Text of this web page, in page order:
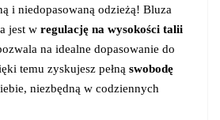
i niedopasowaną odzieżą! Bluza
jest w regulację na wysokości talii
na idealne dopasowanie do
temu zyskujesz pełną swobodę
niezbędną w codziennych